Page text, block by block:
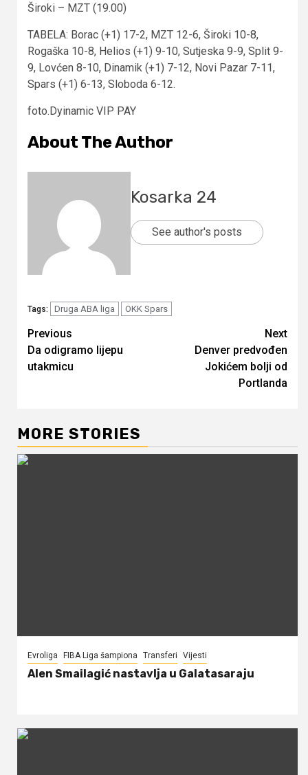
Široki – MZT (19.00)
TABELA: Borac (+1) 17-2, MZT 12-6, Široki 10-8,
Rogaška 10-8, Helios (+1) 9-10, Sutjeska 9-9, Split 9-
9, Lovćen 8-10, Dinamik (+1) 7-12, Novi Pazar 7-11,
Spars (+1) 6-13, Sloboda 6-12.
foto.Dyinamic VIP PAY
About The Author
Kosarka 24
See author's posts
Tags: Druga ABA liga OKK Spars
Continue
Reading
Previous
Da odigramo lijepu
utakmicu
Next
Denver predvođen
Jokićem bolji od
Portlanda
MORE STORIES
Evroliga FIBA Liga šampiona Transferi Vijesti
Alen Smailagić nastavlja u Galatasaraju